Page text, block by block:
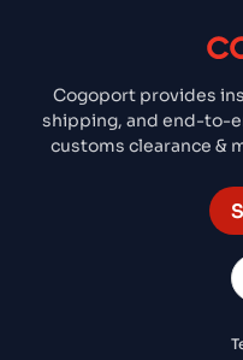
Cogoport provides
shipping, and end-to-
customs clearance &